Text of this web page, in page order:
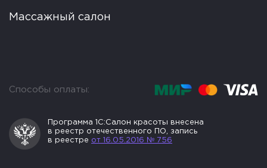
Способы оплаты:
Программа 1С:Салон красоты внесена
в реестр отечественного ПО, запись
в реестре от 16.05.2016 № 756
Массажный салон